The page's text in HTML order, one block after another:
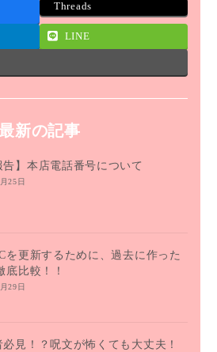
Threads
LINE
新の記事
告】本店電話番号について
25日
を更新するために、過去に作った
底比較！！
29日
必見！？呪文が怖くても大丈夫！